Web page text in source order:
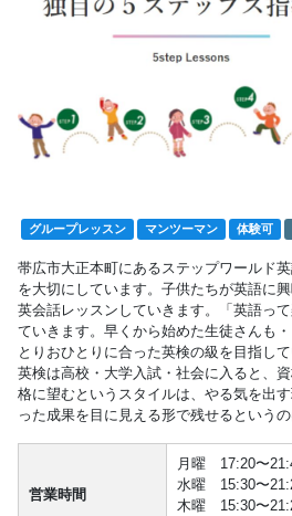
グループレッスン マンツーマン 体験可
帯広市大正本町にあるステップワールド
を大切にしています。子供たちが英語に
英会話レッスンしていきます。「英語っ
ていきます。早くから始めた生徒さんも
とりおひとりに合った英検の級を目指して
英検は高校・大学入試・社会に入ると、
格に望むというスタイルは、やる気を出
った成果を目に見える形で残せるという
営業時間
月曜 17:20〜
水曜 15:30〜
木曜 15:30〜